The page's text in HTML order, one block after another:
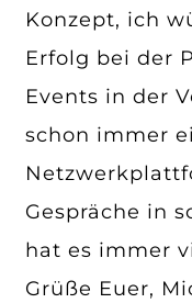
Konzept, ich
Erfolg bei der
Events in der
schon immer
Gespräche in
hat es immer
Grüße Euer,